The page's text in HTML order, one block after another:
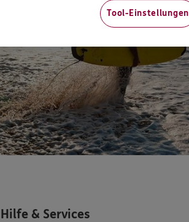
Hilfe & Services
Tool-Einstellungen